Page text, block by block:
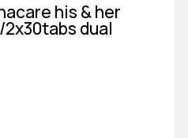
his & her
dual